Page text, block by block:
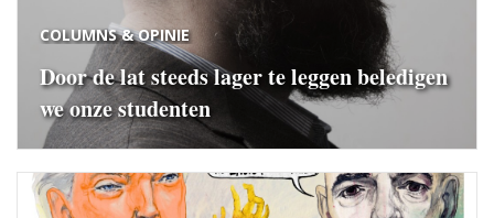
COLUMNS & OPINIE
Door de lat steeds lager te leggen beledigen
we onze studenten